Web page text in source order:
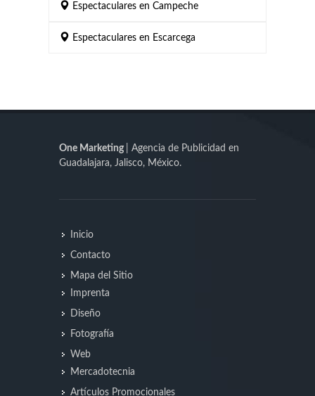
Espectaculares en Campeche
Espectaculares en Escarcega
One Marketing
| Agencia de Publicidad en
Guadalajara, Jalisco, México.
Inicio
Contacto
Mapa del Sitio
Imprenta
Diseño
Fotografía
Web
Mercadotecnia
Artículos Promocionales